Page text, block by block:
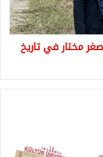
مختار في تاريخ